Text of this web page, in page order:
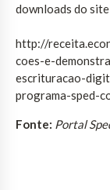
downloads do site
http://
coes-e-
escrituracao-
programa-sped-
Fonte: Portal